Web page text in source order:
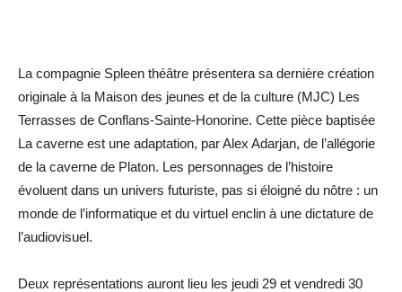
La compagnie Spleen théâtre présentera sa dernière création
originale à la Maison des jeunes et de la culture (MJC) Les
Terrasses de Conflans-Sainte-Honorine. Cette pièce baptisée
La caverne est une adaptation, par Alex Adarjan, de l’allégorie
de la caverne de Platon. Les personnages de l’histoire
évoluent dans un univers futuriste, pas si éloigné du nôtre : un
monde de l’informatique et du virtuel enclin à une dictature de
l’audiovisuel.
Deux représentations auront lieu les jeudi 29 et vendredi 30